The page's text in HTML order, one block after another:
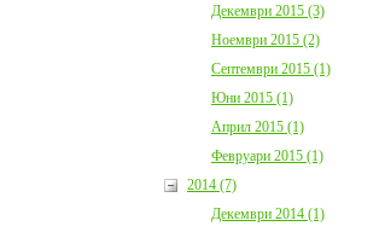
Декември 2015 (3)
Ноември 2015 (2)
Септември 2015 (1)
Юни 2015 (1)
Април 2015 (1)
Февруари 2015 (1)
2014 (7)
Декември 2014 (1)